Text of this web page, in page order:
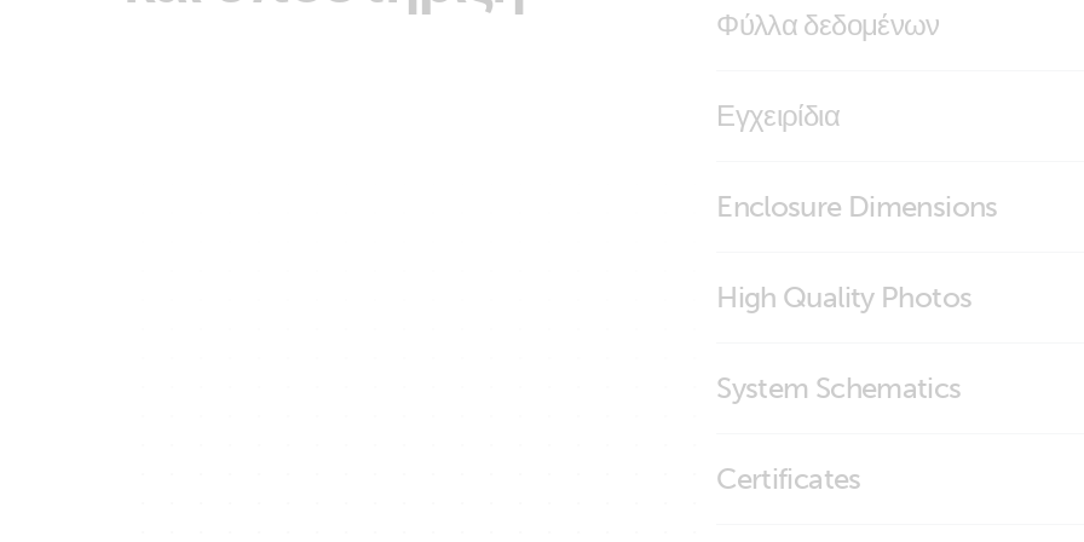
Φύλλα δεδομένων
SmallBMS NG
Εγχειρίδια
Enclosure Dimensions
High Quality Photos
SmallBMS NG (Connector)
SmallBMS NG (right)
System Schematics
smallBMS-NG Cyrix Li charge SBP 220
Certificates